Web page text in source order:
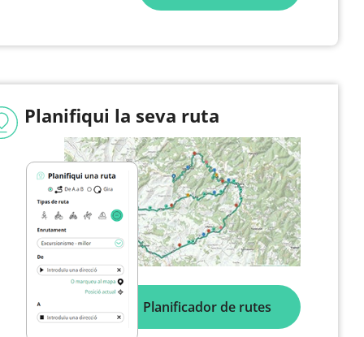
Planifiqui la seva ruta
Planificador de rutes